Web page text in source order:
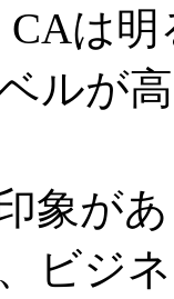
CAは
ルが
象が
ビジ